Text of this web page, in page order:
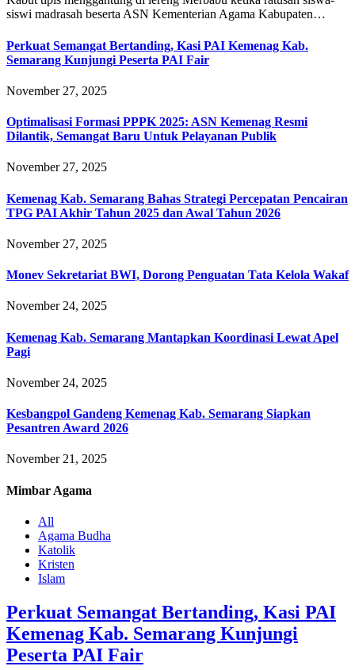
siswi madrasah beserta ASN Kementerian Agama Kabupaten…
Perkuat Semangat Bertanding, Kasi PAI Kemenag Kab.
Semarang Kunjungi Peserta PAI Fair
November 27, 2025
Optimalisasi Formasi PPPK 2025: ASN Kemenag Resmi
Dilantik, Semangat Baru Untuk Pelayanan Publik
November 27, 2025
Kemenag Kab. Semarang Bahas Strategi Percepatan Pencairan
TPG PAI Akhir Tahun 2025 dan Awal Tahun 2026
November 27, 2025
Monev Sekretariat BWI, Dorong Penguatan Tata Kelola Wakaf
November 24, 2025
Kemenag Kab. Semarang Mantapkan Koordinasi Lewat Apel
Pagi
November 24, 2025
Kesbangpol Gandeng Kemenag Kab. Semarang Siapkan
Pesantren Award 2026
November 21, 2025
Mimbar Agama
All
Agama Budha
Katolik
Kristen
Islam
Perkuat Semangat Bertanding, Kasi PAI
Kemenag Kab. Semarang Kunjungi
Peserta PAI Fair